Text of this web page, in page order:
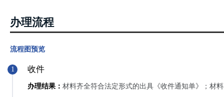
办理流程
流程图预览
1 收件
办理结果： 材料齐全符合法定形式的出具《收件通知单》；材